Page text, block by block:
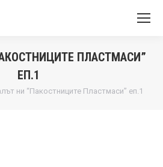
ПЛАСТМАСИ”
ЕП.1
ни “Пакостниците Пластмаси” еп.1